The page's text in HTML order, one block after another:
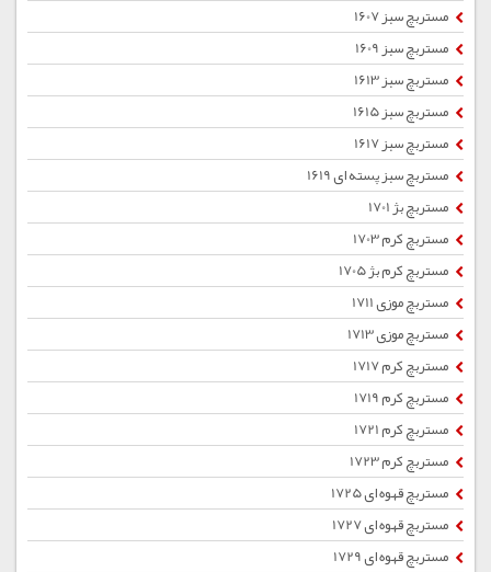
مستربچ سبز 1607
مستربچ سبز 1609
مستربچ سبز 1613
مستربچ سبز 1615
مستربچ سبز 1617
مستربچ سبز پسته ای 1619
مستربچ بژ 1701
مستربچ کرم 1703
مستربچ کرم بژ 1705
مستربچ موزی 1711
مستربچ موزی 1713
مستربچ کرم 1717
مستربچ کرم 1719
مستربچ کرم 1721
مستربچ کرم 1723
مستربچ قهوه ای 1725
مستربچ قهوه ای 1727
مستربچ قهوه ای 1729